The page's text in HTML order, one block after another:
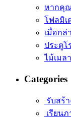
หากคุณ
โฟลมิเ
เมื่อกล่
ประตูโ
ไม้เมล
Categories
รับสร้
เรียน